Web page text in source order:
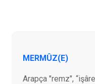
MERMÛZ(E)
Arapça "remz",